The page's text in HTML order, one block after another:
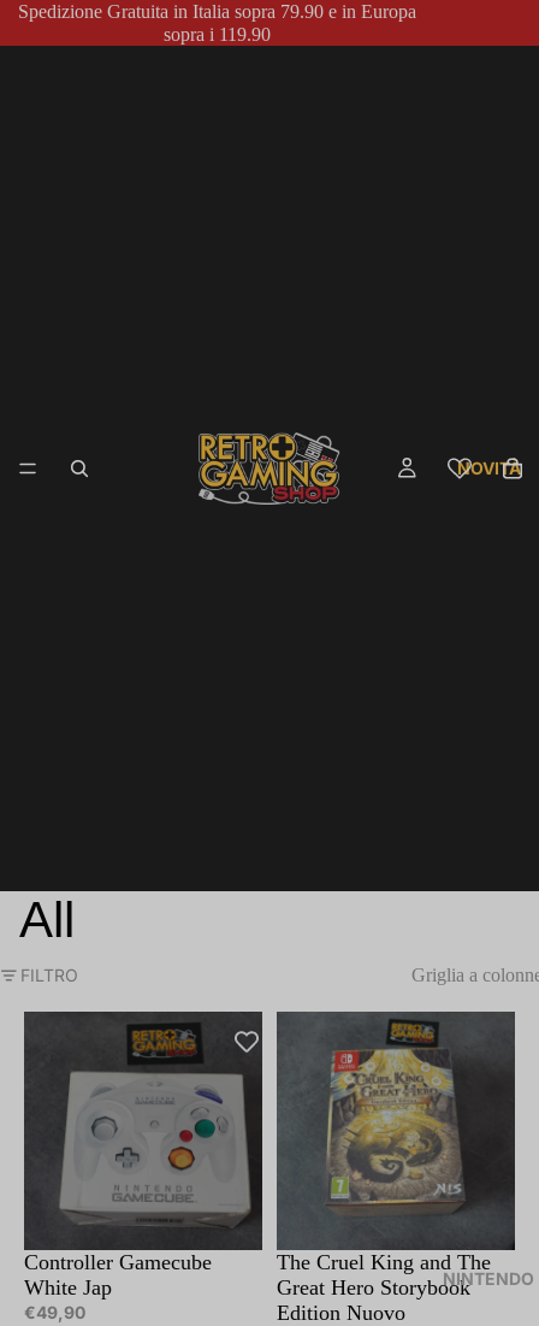
Spedizione Gratuita in Italia sopra 79.90 e in Europa
sopra i 119.90
NOVITÀ
NINTENDO
All
FILTRO Griglia a
Controller Gamecube
White Jap
€49,90
Esaurito
The Cruel King and The
Great Hero Storybook
Edition Nuovo